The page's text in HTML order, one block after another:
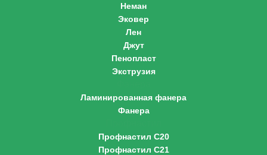
Неман
Эковер
Лен
Джут
Пенопласт
Экструзия
Ламинированная фанера
Фанера
Профнастил С20
Профнастил С21